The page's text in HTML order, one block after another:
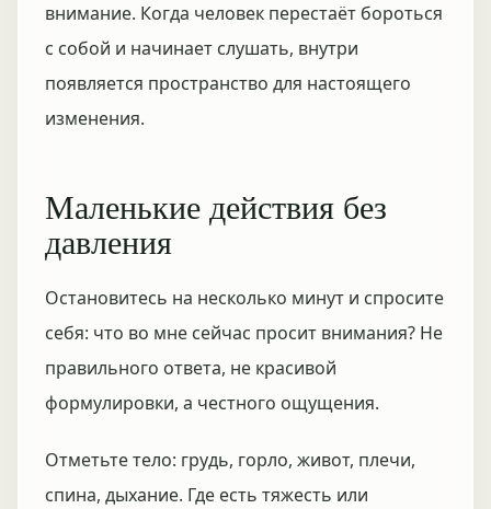
внимание. Когда человек перестаёт бороться
с собой и начинает слушать, внутри
появляется пространство для настоящего
изменения.
Маленькие действия без
давления
Остановитесь на несколько минут и спросите
себя: что во мне сейчас просит внимания? Не
правильного ответа, не красивой
формулировки, а честного ощущения.
Отметьте тело: грудь, горло, живот, плечи,
спина, дыхание. Где есть тяжесть или